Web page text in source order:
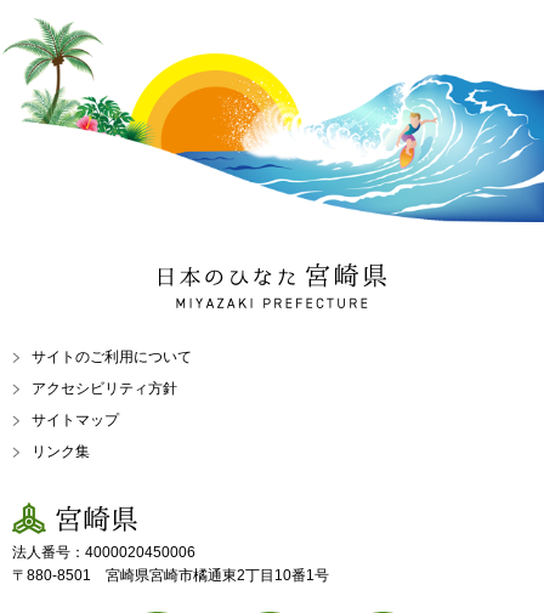
日本のひなた 宮崎県
MIYAZAKI PREFECTURE
サイトのご利用について
アクセシビリティ方針
サイトマップ
リンク集
宮崎県
法人番号：4000020450006
〒880-8501 宮崎県宮崎市橘通東2丁目10番1号